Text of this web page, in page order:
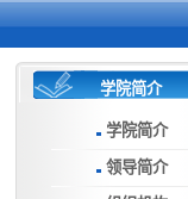
学院简介
学院简介
领导简介